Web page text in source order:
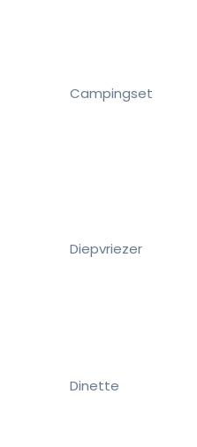
Campingset
Diepvriezer
Dinette